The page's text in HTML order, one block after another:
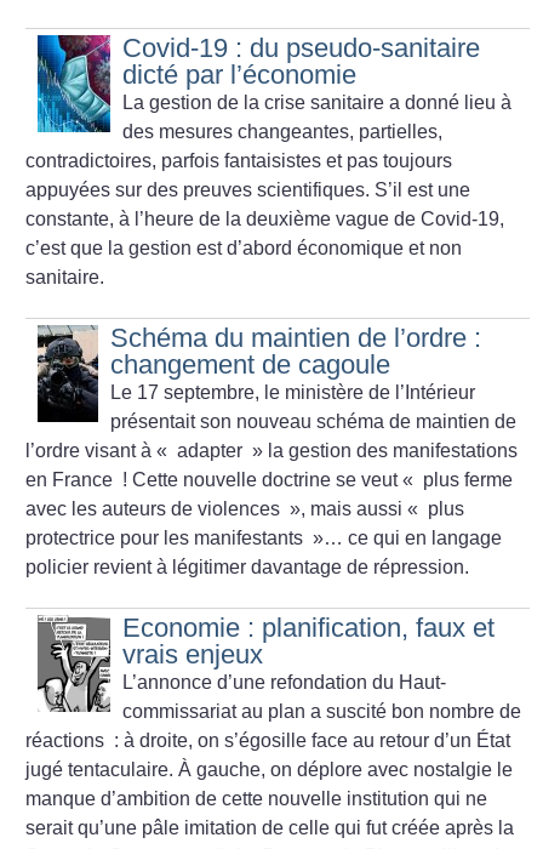
Covid-19 : du pseudo-sanitaire
dicté par l’économie
La gestion de la crise sanitaire a donné lieu à
des mesures changeantes, partielles,
contradictoires, parfois fantaisistes et pas toujours
appuyées sur des preuves scientifiques. S’il est une
constante, à l’heure de la deuxième vague de Covid-19,
c’est que la gestion est d’abord économique et non
sanitaire.
Schéma du maintien de l’ordre :
changement de cagoule
Le 17 septembre, le ministère de l’Intérieur
présentait son nouveau schéma de maintien de
l’ordre visant à « adapter » la gestion des manifestations
en France ! Cette nouvelle doctrine se veut « plus ferme
avec les auteurs de violences », mais aussi « plus
protectrice pour les manifestants »… ce qui en langage
policier revient à légitimer davantage de répression.
Economie : planification, faux et
vrais enjeux
L’annonce d’une refondation du Haut-
commissariat au plan a suscité bon nombre de
réactions : à droite, on s’égosille face au retour d’un État
jugé tentaculaire. À gauche, on déplore avec nostalgie le
manque d’ambition de cette nouvelle institution qui ne
serait qu’une pâle imitation de celle qui fut créée après la